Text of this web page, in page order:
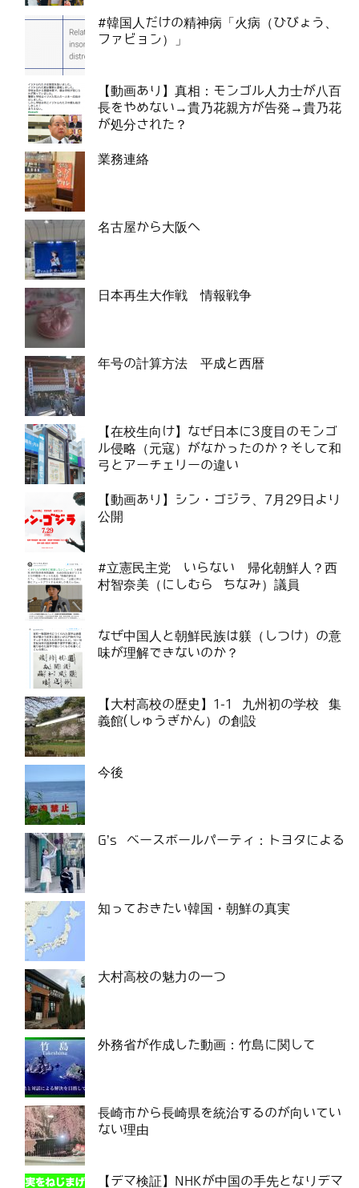
#韓国人だけの精神病「火病（ひびょう、
ファビョン）」
【動画あり】真相：モンゴル人力士が八百
長をやめない→貴乃花親方が告発→貴乃花
が処分された？
業務連絡
名古屋から大阪へ
日本再生大作戦 情報戦争
年号の計算方法 平成と西暦
【在校生向け】なぜ日本に3度目のモンゴ
ル侵略（元寇）がなかったのか？そして和
弓とアーチェリーの違い
【動画あり】シン・ゴジラ、7月29日より
公開
#立憲民主党 いらない 帰化朝鮮人？西
村智奈美（にしむら ちなみ）議員
なぜ中国人と朝鮮民族は躾（しつけ）の意
味が理解できないのか？
【大村高校の歴史】1-1 九州初の学校 集
義館(しゅうぎかん）の創設
今後
G’s ベースボールパーティ：トヨタによる
知っておきたい韓国・朝鮮の真実
大村高校の魅力の一つ
外務省が作成した動画：竹島に関して
長崎市から長崎県を統治するのが向いてい
ない理由
【デマ検証】NHKが中国の手先となりデマ